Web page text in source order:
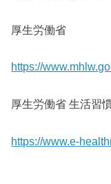
厚生労働省
https://
厚生労働省 生活習
https://www.e-